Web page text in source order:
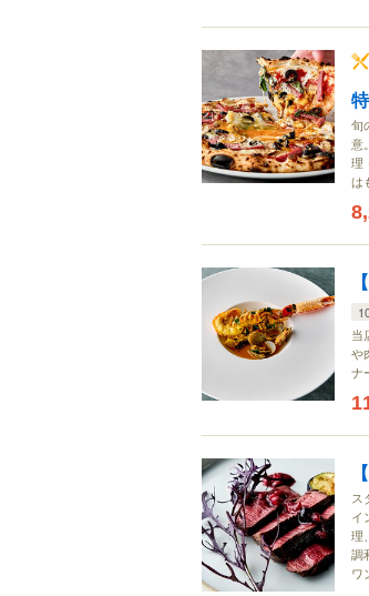
旬
意
理
は
当
や
ナ
ス
イ
理
調
ワ